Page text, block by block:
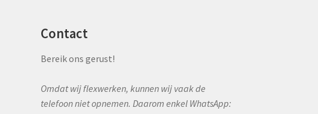
Contact
Bereik ons gerust!
Omdat wij flexwerken, kunnen wij vaak de
telefoon niet opnemen. Daarom enkel WhatsApp: